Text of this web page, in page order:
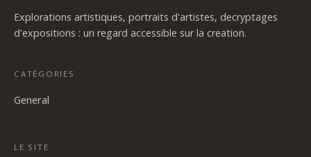
Explorations artistiques, portraits d'artistes, decryptages
d'expositions : un regard accessible sur la creation.
CATÉGORIES
General
LE SITE